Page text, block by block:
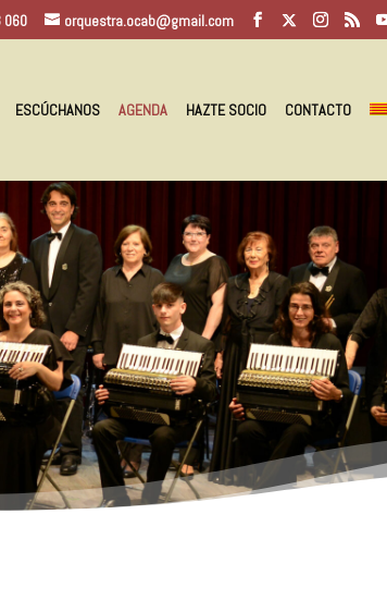
060 orquestra.ocab@gmail.com
ESCÚCHANOS AGENDA HAZTE SOCIO CONTACTO